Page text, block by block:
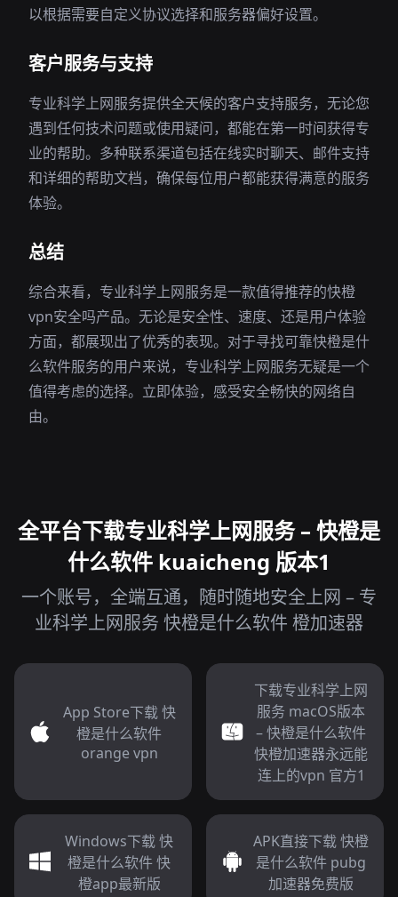
以根据需要自定义协议选择和服务器偏好设置。
客户服务与支持
专业科学上网服务提供全天候的客户支持服务，无论您
遇到任何技术问题或使用疑问，都能在第一时间获得专
业的帮助。多种联系渠道包括在线实时聊天、邮件支持
和详细的帮助文档，确保每位用户都能获得满意的服务
体验。
总结
综合来看，专业科学上网服务是一款值得推荐的快橙
vpn安全吗产品。无论是安全性、速度、还是用户体验
方面，都展现出了优秀的表现。对于寻找可靠快橙是什
么软件服务的用户来说，专业科学上网服务无疑是一个
值得考虑的选择。立即体验，感受安全畅快的网络自
由。
全平台下载专业科学上网服务 – 快橙是
什么软件 kuaicheng 版本1
一个账号，全端互通，随时随地安全上网 – 专
业科学上网服务 快橙是什么软件 橙加速器
App Store下载 快
橙是什么软件
orange vpn
下载专业科学上网
服务 macOS版本
– 快橙是什么软件
快橙加速器永远能
连上的vpn 官方1
Windows下载 快
橙是什么软件 快
橙app最新版
APK直接下载 快橙
是什么软件 pubg
加速器免费版